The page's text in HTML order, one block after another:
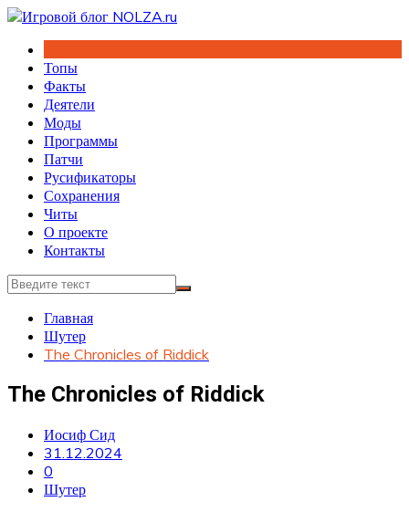
Перейти
содержимому
Топы
Факты
Деятели
Моды
Программы
Патчи
Русификаторы
Сохранения
Читы
О проекте
Контакты
Главная
Шутер
The Chronicles of Riddick
The Chronicles of Riddick
Иосиф Сид
31.12.2024
0
Шутер